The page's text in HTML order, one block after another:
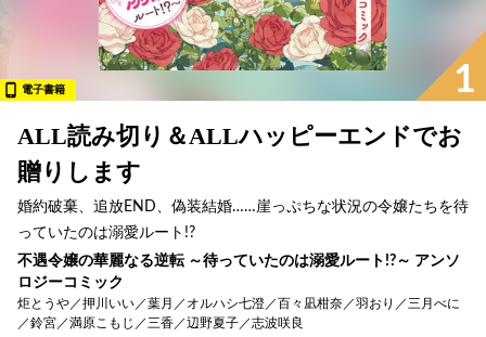
1
電子書籍
ALL読み切り＆ALLハッピーエンドでお
贈りします
婚約破棄、追放END、偽装結婚……崖っぷちな状況の令嬢たちを待
っていたのは溺愛ルート!?
不遇令嬢の華麗なる逆転 ～待っていたのは溺愛ルート!?～ アンソ
ロジーコミック
炬とうや／押川いい／葉月／オルハシ七澄／百々凪柑奈／羽おり／三月べに
／鈴宮／満原こもじ／三香／辺野夏子／志波咲良